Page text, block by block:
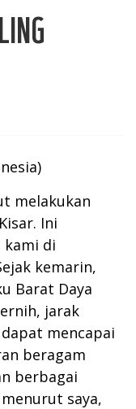
melakukan
Ini
kami di
kemarin,
Barat Daya
jarak
mencapai
beragam
berbagai
saya,